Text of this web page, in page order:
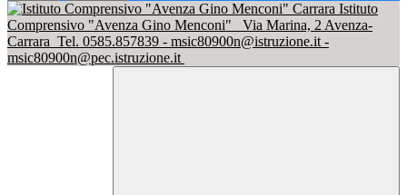
Istituto
Comprensivo "Avenza Gino Menconi"
Via Marina, 2 Avenza-
Carrara Tel. 0585.857839 - msic80900n@istruzione.it -
msic80900n@pec.istruzione.it